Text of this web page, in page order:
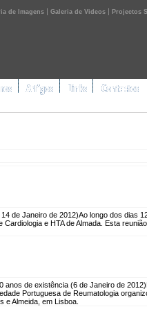
de Imagens | Galeria de Videos | Projectos
de Janeiro de 2012)Ao longo dos dias
e HTA de Almada. Esta
anos de existência (6 de Janeiro de 2012)
Portuguesa de Reumatologia
e Almeida, em Lisboa.